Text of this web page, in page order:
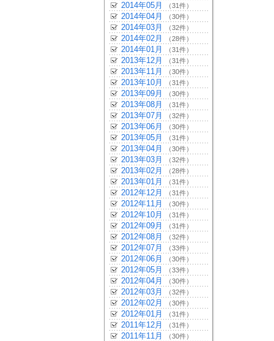
2014年05月 （31件）
2014年04月 （30件）
2014年03月 （32件）
2014年02月 （28件）
2014年01月 （31件）
2013年12月 （31件）
2013年11月 （30件）
2013年10月 （31件）
2013年09月 （30件）
2013年08月 （31件）
2013年07月 （32件）
2013年06月 （30件）
2013年05月 （31件）
2013年04月 （30件）
2013年03月 （32件）
2013年02月 （28件）
2013年01月 （31件）
2012年12月 （31件）
2012年11月 （30件）
2012年10月 （31件）
2012年09月 （31件）
2012年08月 （32件）
2012年07月 （33件）
2012年06月 （30件）
2012年05月 （33件）
2012年04月 （30件）
2012年03月 （32件）
2012年02月 （30件）
2012年01月 （31件）
2011年12月 （31件）
2011年11月 （30件）